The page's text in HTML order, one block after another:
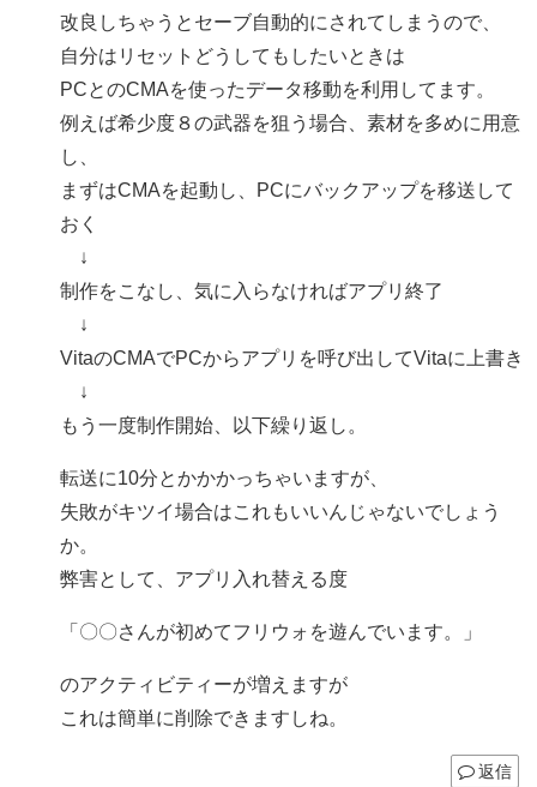
改良しちゃうとセーブ自動的にされてしまうので、
自分はリセットどうしてもしたいときは
PCとのCMAを使ったデータ移動を利用してます。
例えば希少度８の武器を狙う場合、素材を多めに用意
し、
まずはCMAを起動し、PCにバックアップを移送して
おく
↓
制作をこなし、気に入らなければアプリ終了
↓
VitaのCMAでPCからアプリを呼び出してVitaに上書き
↓
もう一度制作開始、以下繰り返し。
転送に10分とかかかっちゃいますが、
失敗がキツイ場合はこれもいいんじゃないでしょう
か。
弊害として、アプリ入れ替える度
「〇〇さんが初めてフリウォを遊んでいます。」
のアクティビティーが増えますが
これは簡単に削除できますしね。
返信